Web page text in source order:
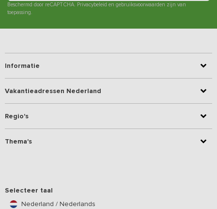
Beschermd door reCAPTCHA. Privacybeleid en gebruiksvoorwaarden zijn van
toepassing.
Informatie
Vakantieadressen Nederland
Regio's
Thema's
Selecteer taal
Nederland / Nederlands